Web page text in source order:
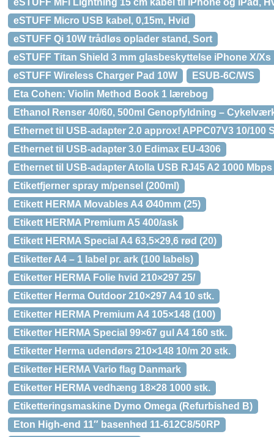
eSTUFF MFi Lightning 15 cm kabel til iPhone og iPad,
eSTUFF Micro USB kabel, 0,15m, Hvid
eSTUFF Qi 10W trådløs oplader stand, Sort
eSTUFF Titan Shield 3 mm glasbeskyttelse iPhone X/Xs
eSTUFF Wireless Charger Pad 10W
ESUB-6C/WS
Eta Cohen: Violin Method Book 1 lærebog
Ethanol Renser 40/60, 500ml Genopfyldning –
Ethernet til USB-adapter 2.0 approx! APPC07V3 10/100
Ethernet til USB-adapter 3.0 Edimax EU-4306
Ethernet til USB-adapter Atolla USB RJ45 A2 1000
Etiketfjerner spray m/pensel (200ml)
Etikett HERMA Movables A4 Ø40mm (25)
Etikett HERMA Premium A5 400/ask
Etikett HERMA Special A4 63,5×29,6 rød (20)
Etiketter A4 – 1 label pr. ark (100 labels)
Etiketter HERMA Folie hvid 210×297 25/
Etiketter Herma Outdoor 210×297 A4 10 stk.
Etiketter HERMA Premium A4 105×148 (100)
Etiketter HERMA Special 99×67 gul A4 160 stk.
Etiketter Herma udendørs 210×148 10/m 20 stk.
Etiketter HERMA Vario flag Danmark
Etiketter HERMA vedhæng 18×28 1000 stk.
Etiketteringsmaskine Dymo Omega (Refurbished B)
Eton High-end 11″ basenhed 11-612C8/50RP